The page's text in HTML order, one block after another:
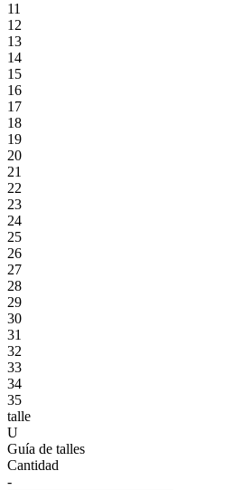
11
12
13
14
15
16
17
18
19
20
21
22
23
24
25
26
27
28
29
30
31
32
33
34
35
talle
U
Guía de talles
Cantidad
-